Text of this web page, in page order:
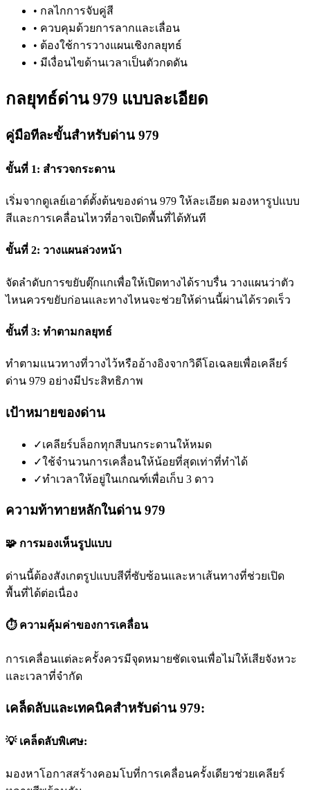
• กลไกการจับคู่สี
• ควบคุมด้วยการลากและเลื่อน
• ต้องใช้การวางแผนเชิงกลยุทธ์
• มีเงื่อนไขด้านเวลาเป็นตัวกดดัน
กลยุทธ์ด่าน 979 แบบละเอียด
คู่มือทีละขั้นสำหรับด่าน 979
ขั้นที่ 1: สำรวจกระดาน
เริ่มจากดูเลย์เอาต์ตั้งต้นของด่าน 979 ให้ละเอียด มองหารูปแบบ
สีและการเคลื่อนไหวที่อาจเปิดพื้นที่ได้ทันที
ขั้นที่ 2: วางแผนล่วงหน้า
จัดลำดับการขยับตุ๊กแกเพื่อให้เปิดทางได้ราบรื่น วางแผนว่าตัว
ไหนควรขยับก่อนและทางไหนจะช่วยให้ด่านนี้ผ่านได้รวดเร็ว
ขั้นที่ 3: ทำตามกลยุทธ์
ทำตามแนวทางที่วางไว้หรืออ้างอิงจากวิดีโอเฉลยเพื่อเคลียร์
ด่าน 979 อย่างมีประสิทธิภาพ
เป้าหมายของด่าน
✓เคลียร์บล็อกทุกสีบนกระดานให้หมด
✓ใช้จำนวนการเคลื่อนให้น้อยที่สุดเท่าที่ทำได้
✓ทำเวลาให้อยู่ในเกณฑ์เพื่อเก็บ 3 ดาว
ความท้าทายหลักในด่าน 979
🧩 การมองเห็นรูปแบบ
ด่านนี้ต้องสังเกตรูปแบบสีที่ซับซ้อนและหาเส้นทางที่ช่วยเปิด
พื้นที่ได้ต่อเนื่อง
⏱️ ความคุ้มค่าของการเคลื่อน
การเคลื่อนแต่ละครั้งควรมีจุดหมายชัดเจนเพื่อไม่ให้เสียจังหวะ
และเวลาที่จำกัด
เคล็ดลับและเทคนิคสำหรับด่าน 979:
💡 เคล็ดลับพิเศษ:
มองหาโอกาสสร้างคอมโบที่การเคลื่อนครั้งเดียวช่วยเคลียร์